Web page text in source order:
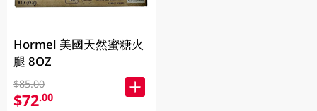
Hormel 美國天然蜜糖火
腿 8OZ
$85.00
$72.00